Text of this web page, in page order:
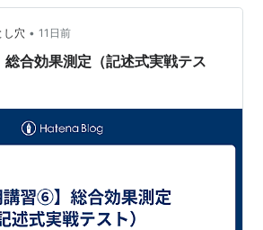
💡 まとめ：微分法前半戦を完全攻
数学の解説シリーズです。 今回は、
た「…
し穴 • 11日前
合効果測定（記述式実戦テス